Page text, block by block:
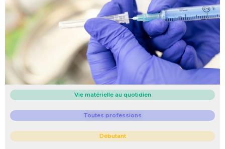
Vie matérielle au quotidien
Toutes professions
Débutant